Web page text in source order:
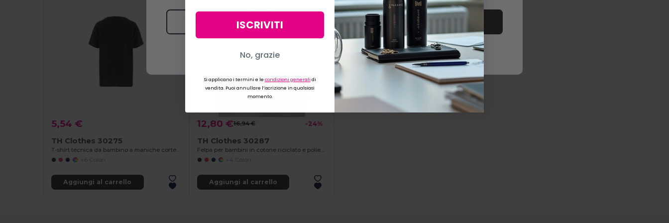
5,54 €
TH Clothes 30275
Aggiungi al carrello
12,80 €16,94 € -24%
TH Clothes 30287
Felpa per bambini in cotone riciclato e poliestere
Aggiungi al carrello
Accettare tutto
ISCRIVITI
No, grazie
Si applicano i termini e le condizioni generali di
vendita. Puoi annullare l’iscrizione in qualsiasi
momento.